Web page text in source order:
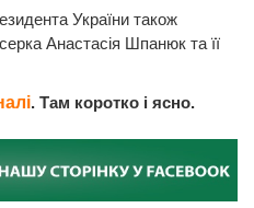
України також
Анастасія Шпанюк та її
. Там коротко і ясно.